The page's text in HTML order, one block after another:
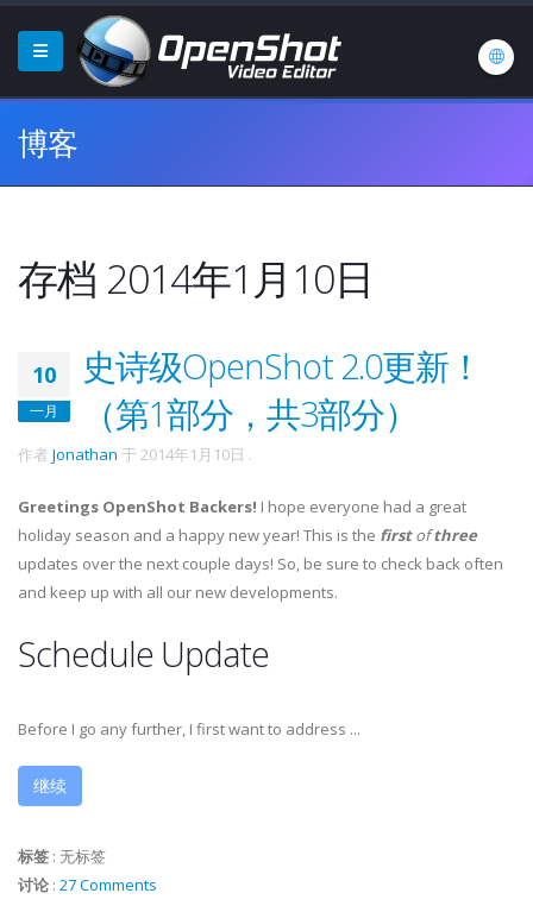
博客
存档 2014年1月10日
10
一月
史诗级OpenShot 2.0更新！
（第1部分，共3部分）
作者 Jonathan 于 2014年1月10日 .
Greetings OpenShot Backers! I hope everyone had a great
holiday season and a happy new year! This is the firstofthree
updates over the next couple days! So, be sure to check back often
and keep up with all our new developments.
Schedule Update
Before I go any further, I first want to address ...
继续
标签 : 无标签
讨论 : 27 Comments